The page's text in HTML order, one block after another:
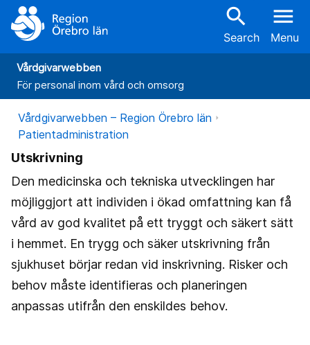
search
Search
menu
Menu
Vårdgivarwebben
För personal inom vård och omsorg
Vårdgivarwebben – Region Örebro län
Patientadministration
Utskrivning
Den medicinska och tekniska utvecklingen har
möjliggjort att individen i ökad omfattning kan få
vård av god kvalitet på ett tryggt och säkert sätt
i hemmet. En trygg och säker utskrivning från
sjukhuset börjar redan vid inskrivning. Risker och
behov måste identifieras och planeringen
anpassas utifrån den enskildes behov.